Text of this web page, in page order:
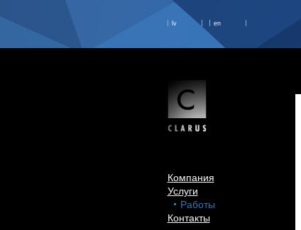
lv en
Компания
Услуги
Работы
Контакты